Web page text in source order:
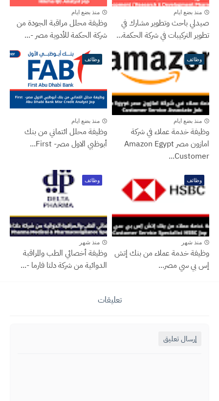
منذ بضع ايام
صيدلي باحث وتطوير مشارك في
تطوير التركيبات في شركة الحكمة...
منذ بضع ايام
وظيفة محلل مراقبة الجودة من
شركة الحكمة للأدوية مصر -...
وظائف
منذ بضع ايام
وظيفة خدمة عملاء في شركة
امازون مصر Amazon Egypt
Customer...
وظائف
منذ بضع ايام
وظيفة محلل ائتماني من بنك
أبوظبي الاول مصر- ‏First...
وظائف
منذ شهر
وظيفة خدمة عملاء من بنك إتش
إس بي سي مصر...
وظائف
منذ شهر
وظيفة أخصائي الطب والمراقبة
الدوائية من شركة دلتا فارما -...
تعليقات
إرسال تعليق